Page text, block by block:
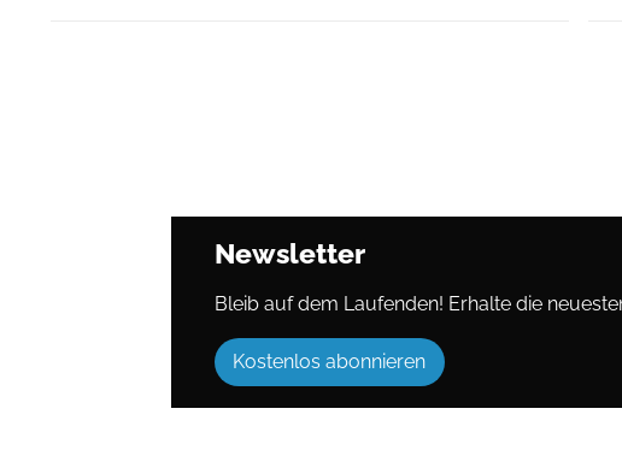
Newsletter
Bleib auf dem Laufenden! Erhalte die
Kostenlos abonnieren